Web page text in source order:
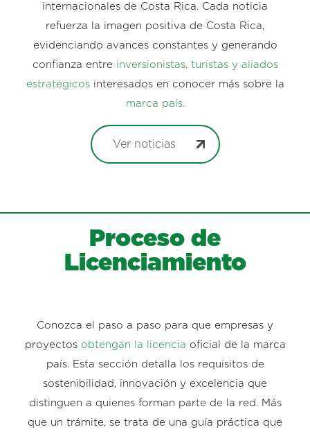
internacionales de Costa Rica. Cada noticia
refuerza la imagen positiva de Costa Rica,
evidenciando avances constantes y generando
confianza entre inversionistas, turistas y aliados
estratégicos interesados en conocer más sobre la
marca país.
Ver noticias
Proceso de
Licenciamiento
Conozca el paso a paso para que empresas y
proyectos obtengan la licencia oficial de la marca
país. Esta sección detalla los requisitos de
sostenibilidad, innovación y excelencia que
distinguen a quienes forman parte de la red. Más
que un trámite, se trata de una guía práctica que